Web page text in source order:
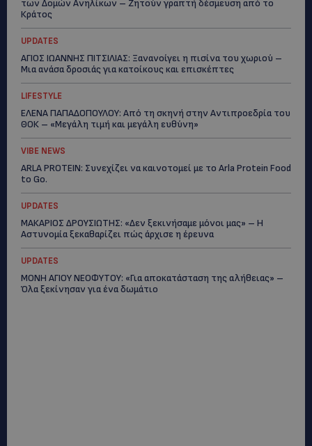
των Δομών Ανηλίκων – Ζητούν γραπτή δέσμευση από το
Κράτος
UPDATES
ΑΓΙΟΣ ΙΩΑΝΝΗΣ ΠΙΤΣΙΛΙΑΣ: Ξανανοίγει η πισίνα του χωριού –
Μια ανάσα δροσιάς για κατοίκους και επισκέπτες
LIFESTYLE
ΕΛΕΝΑ ΠΑΠΑΔΟΠΟΥΛΟΥ: Από τη σκηνή στην Αντιπροεδρία του
ΘΟΚ – «Μεγάλη τιμή και μεγάλη ευθύνη»
VIBE NEWS
ARLA PROTEIN: Συνεχίζει να καινοτομεί με το Arla Protein Food
to Go.
UPDATES
ΜΑΚΑΡΙΟΣ ΔΡΟΥΣΙΩΤΗΣ: «Δεν ξεκινήσαμε μόνοι μας» – Η
Αστυνομία ξεκαθαρίζει πώς άρχισε η έρευνα
UPDATES
ΜΟΝΗ ΑΓΙΟΥ ΝΕΟΦΥΤΟΥ: «Για αποκατάσταση της αλήθειας» –
Όλα ξεκίνησαν για ένα δωμάτιο